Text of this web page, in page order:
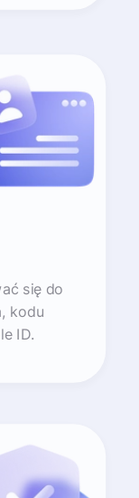
się do
kodu
ID.